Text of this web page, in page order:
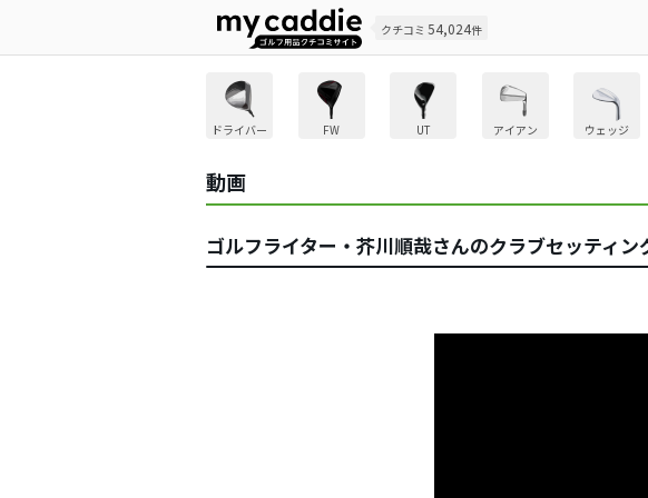
クチコミ 54,024件
ドライバー FW UT アイアン ウェッジ
動画
ゴルフライター・芥川順哉さんのクラブセッティ